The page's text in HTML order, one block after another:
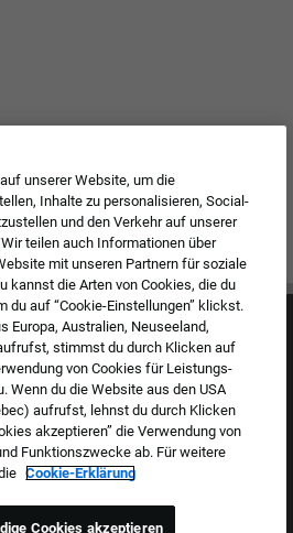
& Werte
Marken
gestellte Fragen
unserer Website, um die
Inhalte zu personalisieren, Social-
und den Verkehr auf unserer
teilen auch Informationen über
mit unseren Partnern für soziale
kannst die Arten von Cookies, die du
du auf “Cookie-Einstellungen” klickst.
Europa, Australien, Neuseeland,
stimmst du durch Klicken auf
von Cookies für Leistungs-
Wenn du die Website aus den USA
aufrufst, lehnst du durch Klicken
akzeptieren” die Verwendung von
Funktionszwecke ab. Für weitere
Cookie-Erklärung
Cookies akzeptieren